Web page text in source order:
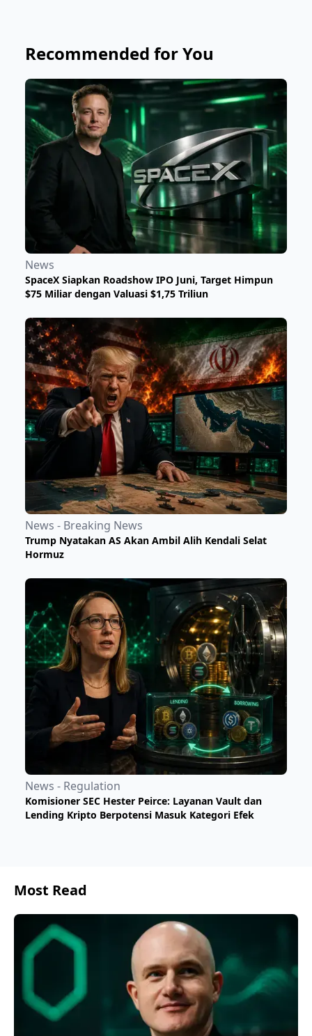
Recommended for You
News
SpaceX Siapkan Roadshow IPO Juni, Target Himpun
$75 Miliar dengan Valuasi $1,75 Triliun
News - Breaking News
Trump Nyatakan AS Akan Ambil Alih Kendali Selat
Hormuz
News - Regulation
Komisioner SEC Hester Peirce: Layanan Vault dan
Lending Kripto Berpotensi Masuk Kategori Efek
Most Read